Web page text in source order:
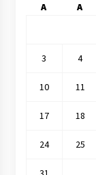
A A
3 4
10 11
17 18
24 25